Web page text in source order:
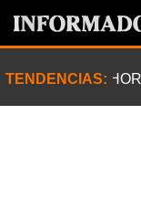
TENDENCIAS: